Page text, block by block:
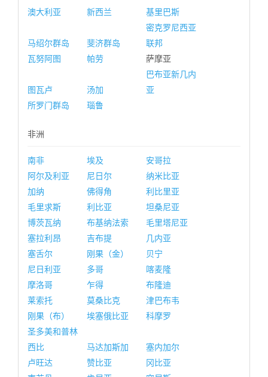
澳大利亚 新西兰 基里巴斯
马绍尔群岛 斐济群岛
密克罗尼西亚
联邦
瓦努阿图
帕劳 萨摩亚
图瓦卢 汤加
巴布亚新几内
亚
所罗门群岛
瑙鲁
非洲
南非 埃及
安哥拉
阿尔及利亚
尼日尔
纳米比亚
加纳
佛得角
利比里亚
毛里求斯
利比亚
坦桑尼亚
博茨瓦纳
布基纳法索
毛里塔尼亚
塞拉利昂
吉布提
几内亚
塞舌尔
刚果（金）
贝宁
尼日利亚
多哥
喀麦隆
摩洛哥
乍得
布隆迪
莱索托
莫桑比克
津巴布韦
刚果（布）
埃塞俄比亚
科摩罗
圣多美和普林
西比
马达加斯加
塞内加尔
卢旺达
赞比亚
冈比亚